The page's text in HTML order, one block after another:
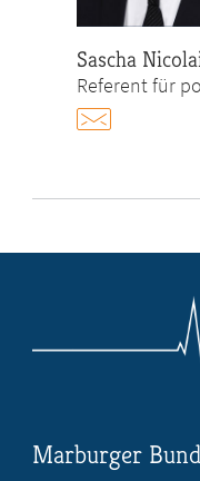
Sascha
Referent für
Marburger Bund